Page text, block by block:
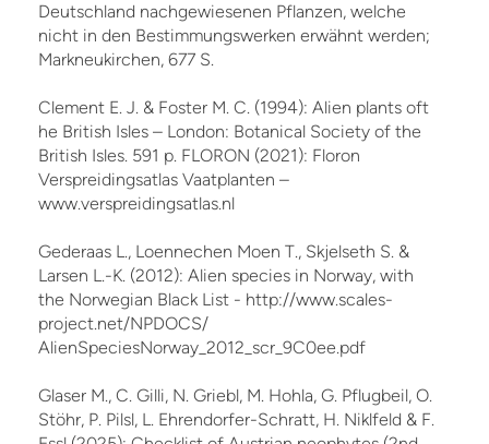
Deutschland nachgewiesenen Pflanzen, welche
nicht in den Bestimmungswerken erwähnt werden;
Markneukirchen, 677 S.
Clement E. J. & Foster M. C. (1994): Alien plants oft
he British Isles – London: Botanical Society of the
British Isles. 591 p. FLORON (2021): Floron
Verspreidingsatlas Vaatplanten –
www.verspreidingsatlas.nl
Gederaas L., Loennechen Moen T., Skjelseth S. &
Larsen L.-K. (2012): Alien species in Norway, with
the Norwegian Black List - http://www.scales-
project.net/NPDOCS/
AlienSpeciesNorway_2012_scr_9C0ee.pdf
Glaser M., C. Gilli, N. Griebl, M. Hohla, G. Pflugbeil, O.
Stöhr, P. Pilsl, L. Ehrendorfer-Schratt, H. Niklfeld & F.